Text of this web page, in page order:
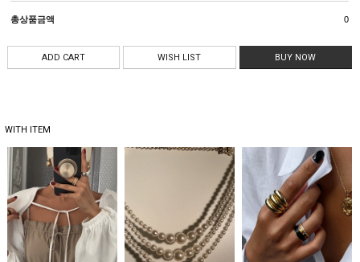
총상품금액 0
ADD CART WISH LIST BUY NOW
WITH ITEM